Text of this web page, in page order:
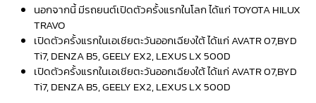
นอกจากนี้มีรถยนต์เปิดตัวครั้งแรกในโลกได้แก่TOYOTA HILUX
TRAVO
เปิดตัวครั้งแรกในเอเชียตะวันออกเฉียงใต้ได้แก่ AVATR07,BYD
Ti7,DENZA B5,GEELY EX2,LEXUS LX500D
เปิดตัวครั้งแรกในเอเชียตะวันออกเฉียงใต้ได้แก่ AVATR07,BYD
Ti7,DENZA B5,GEELY EX2,LEXUS LX500D